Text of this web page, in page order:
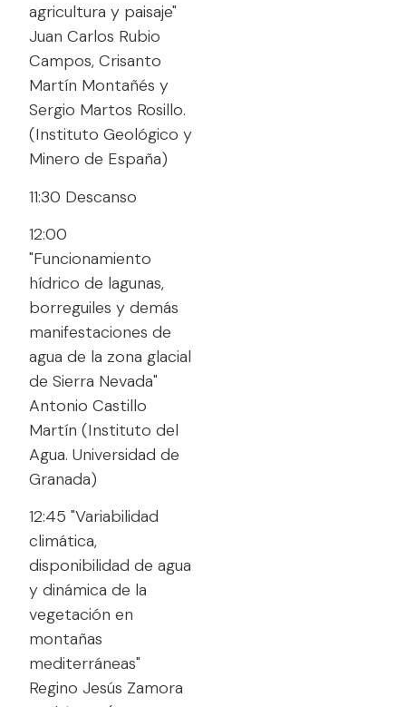
agricultura y paisaje"
Juan Carlos Rubio
Campos, Crisanto
Martín Montañés y
Sergio Martos Rosillo.
(Instituto Geológico y
Minero de España)
11:30 Descanso
12:00
"Funcionamiento
hídrico de lagunas,
borreguiles y demás
manifestaciones de
agua de la zona glacial
de Sierra Nevada"
Antonio Castillo
Martín (Instituto del
Agua. Universidad de
Granada)
12:45 "Variabilidad
climática,
disponibilidad de agua
y dinámica de la
vegetación en
montañas
mediterráneas"
Regino Jesús Zamora